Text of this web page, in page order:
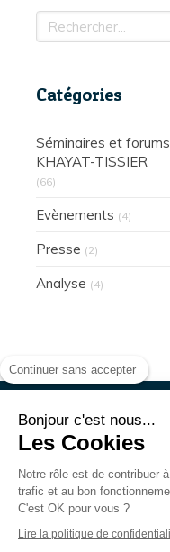
Rechercher
Catégories
Séminaires et
KHAYAT-TISSIER
(66)
Evènements (4)
Presse (2)
Analyse (4)
Continuer sans accepter
Bonjour c'est nous...
Les Cookies
Notre rôle est de contribuer
trafic et au bon
C'est OK pour vous ?
Lire la politique de